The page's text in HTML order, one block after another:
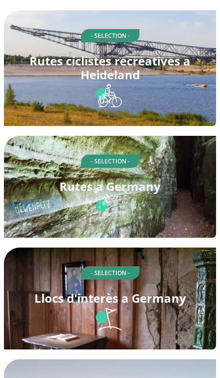
- SELECTION -
Rutes ciclistes recreatives a
Heideland
- SELECTION -
Rutes a Germany
- SELECTION -
Llocs d'interès a Germany